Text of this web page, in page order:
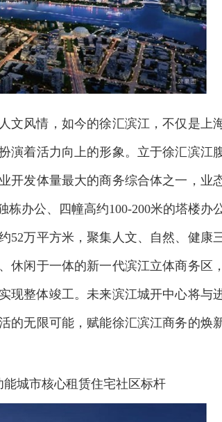
文风情，如今的徐汇滨江，不仅是上
演着活力向上的形象。立于徐汇滨江
开发体量最大的商务综合体之一，业
栋办公、四幢高约100-200米的塔楼办公
52万平方米，聚集人文、自然、健康
休闲于一体的新一代滨江立体商务区
现整体竣工。未来滨江城开中心将与
的无限可能，赋能徐汇滨江商务的焕
城市核心租赁住宅社区标杆